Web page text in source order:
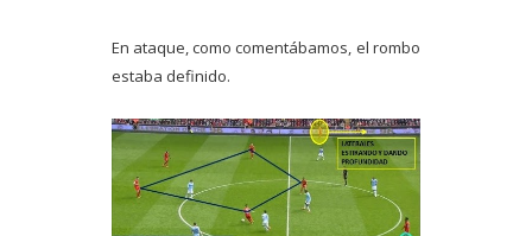
En ataque, como comentábamos, el rombo
estaba definido.